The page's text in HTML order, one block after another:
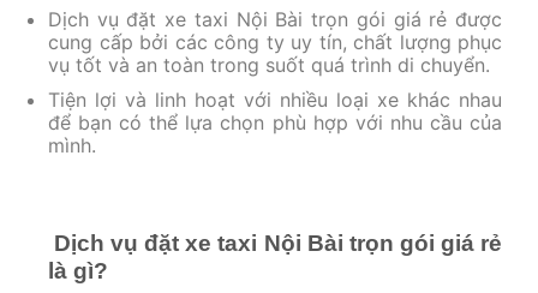
Dịch vụ đặt xe taxi Nội Bài trọn gói giá rẻ được
cung cấp bởi các công ty uy tín, chất lượng phục
vụ tốt và an toàn trong suốt quá trình di chuyển.
Tiện lợi và linh hoạt với nhiều loại xe khác nhau
để bạn có thể lựa chọn phù hợp với nhu cầu của
mình.
Dịch vụ đặt xe taxi Nội Bài trọn gói giá rẻ
là gì?